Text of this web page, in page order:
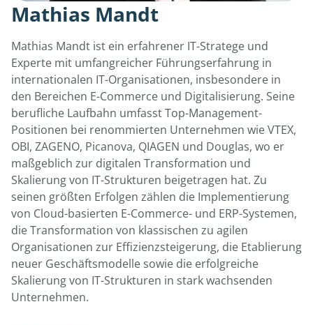
Mathias Mandt
Mathias Mandt ist ein erfahrener IT-Stratege und
Experte mit umfangreicher Führungserfahrung in
internationalen IT-Organisationen, insbesondere in
den Bereichen E-Commerce und Digitalisierung. Seine
berufliche Laufbahn umfasst Top-Management-
Positionen bei renommierten Unternehmen wie VTEX,
OBI, ZAGENO, Picanova, QIAGEN und Douglas, wo er
maßgeblich zur digitalen Transformation und
Skalierung von IT-Strukturen beigetragen hat. Zu
seinen größten Erfolgen zählen die Implementierung
von Cloud-basierten E-Commerce- und ERP-Systemen,
die Transformation von klassischen zu agilen
Organisationen zur Effizienzsteigerung, die Etablierung
neuer Geschäftsmodelle sowie die erfolgreiche
Skalierung von IT-Strukturen in stark wachsenden
Unternehmen.